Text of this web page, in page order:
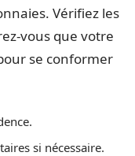
Vérifiez les
vous que votre
se conformer
si nécessaire.